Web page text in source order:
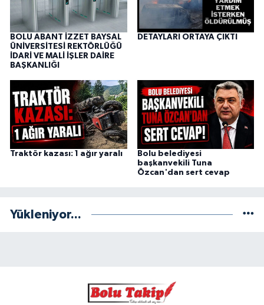
BOLU ABANT İZZET BAYSAL
ÜNİVERSİTESİ REKTÖRLÜĞÜ
İDARİ VE MALİ İŞLER DAİRE
BAŞKANLIĞI
DETAYLARI ORTAYA ÇIKTI
Traktör kazası: 1 ağır yaralı
Bolu belediyesi
başkanvekili Tuna
Özcan'dan sert cevap
Yükleniyor...